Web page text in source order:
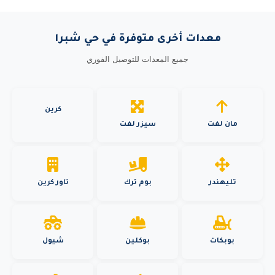
معدات أخرى متوفرة في حي شبرا
جميع المعدات للتوصيل الفوري
مان لفت سيزر لفت
كرين
تليهندر بوم ترك تاور كرين
بوبكات بوكلين شيول